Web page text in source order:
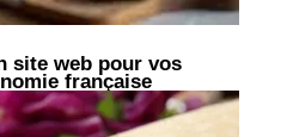
site web pour vos
française